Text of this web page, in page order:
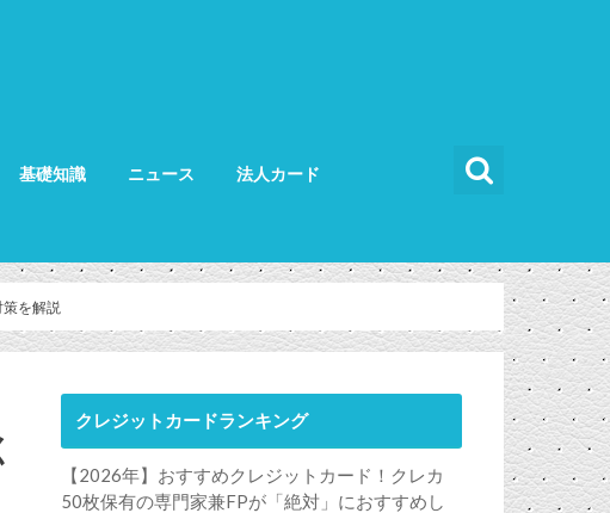
基礎知識 ニュース 法人カード
を解説
クレジットカードランキング
【2026年】おすすめクレジットカード！クレカ
50枚保有の専門家兼FPが「絶対」におすすめし